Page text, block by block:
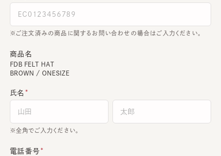
ご注文済みの商品に関するお問い合わせの場合はご入力ください。
商品名
FDB FELT HAT
BROWN / ONESIZE
氏名
全角でご入力ください。
電話番号